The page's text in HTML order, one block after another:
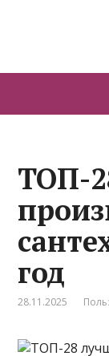
ТОП-
год
28.11.2025